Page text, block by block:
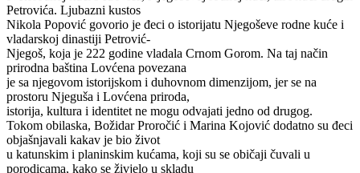
Petrovića. Ljubazni kustos
Nikola Popović govorio je đeci o istorijatu Njegoševe rodne kuće i
vladarskoj dinastiji Petrović-
Njegoš, koja je 222 godine vladala Crnom Gorom. Na taj način
prirodna baština Lovćena povezana
je sa njegovom istorijskom i duhovnom dimenzijom, jer se na
prostoru Njeguša i Lovćena priroda,
istorija, kultura i identitet ne mogu odvajati jedno od drugog.
Tokom obilaska, Božidar Proročić i Marina Kojović dodatno su đeci
objašnjavali kakav je bio život
u katunskim i planinskim kućama, koji su se običaji čuvali u
porodicama, kako se živjelo u skladu